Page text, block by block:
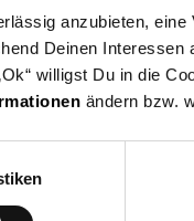
anzubieten, eine
Deinen Interessen
willigst Du in die
ändern bzw.